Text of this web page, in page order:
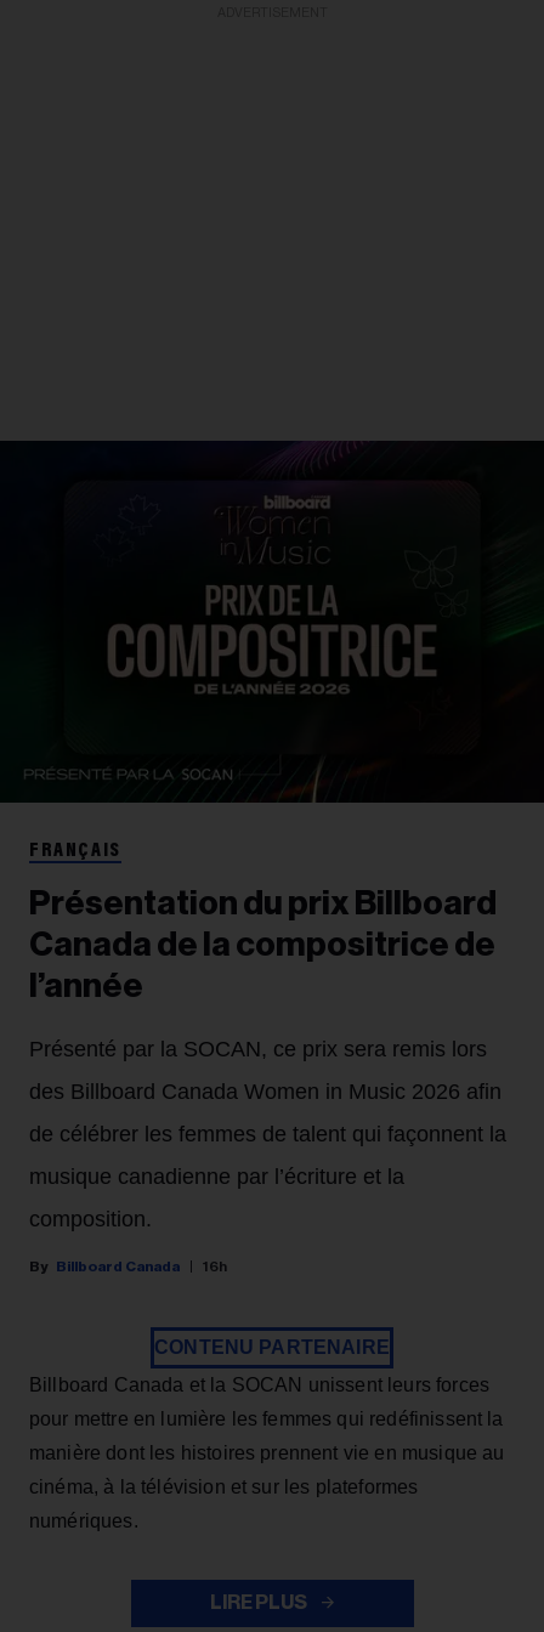
FRANÇAIS
Présentation du prix Billboard
Canada de la compositrice de
l’année
Présenté par la SOCAN, ce prix sera remis lors
des Billboard Canada Women in Music 2026 afin
de célébrer les femmes de talent qui façonnent la
musique canadienne par l’écriture et la
composition.
Billboard Canada 16h
CONTENU PARTENAIRE
Billboard Canada et la SOCAN unissent leurs forces
pour mettre en lumière les femmes qui redéfinissent la
manière dont les histoires prennent vie en musique au
cinéma, à la télévision et sur les plateformes
numériques.
LIRE PLUS